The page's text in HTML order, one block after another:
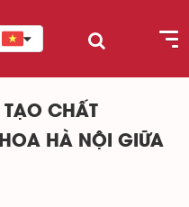
CHẤT
HÀ NỘI GIỮA